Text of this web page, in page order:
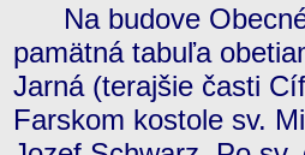
Na budove
pamätná tabuľa
Jarná (terajšie časti
Farskom kostole sv.